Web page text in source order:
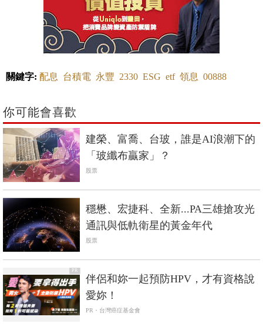
關鍵字: 配息 台積電 永豐 2330 ESG etf 領息 00888
你可能會喜歡
建榮、富喬、台玻，誰是AI浪潮下的
「玻纖布贏家」？
股票
穩懋、宏捷科、全新...PA三雄搶攻光
通訊與低軌衛星的黃金年代
股票
PR
伴侶和妳一起預防HPV，才有資格說
愛妳！
PR・台灣癌症基金會